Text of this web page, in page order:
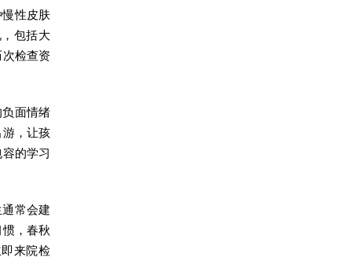
性皮肤
包括大
检查资
面情绪
，让孩
的学习
常会建
，春秋
来院检